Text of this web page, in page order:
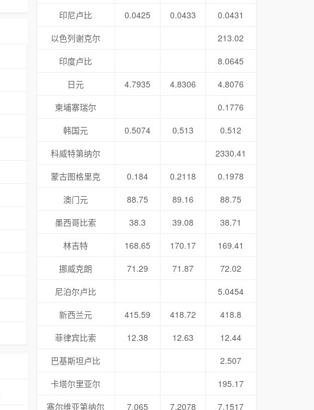
印尼卢比
0.0425 0.0433
0.0431
以色列谢克尔
213.02
印度卢比
8.0645
日元
4.7935 4.8306
4.8076
柬埔寨瑞尔
0.1776
韩国元
0.5074 0.513
0.512
科威特第纳尔
2330.41
蒙古图格里克
0.184 0.2118
0.1978
澳门元
88.75 89.16
88.75
墨西哥比索
38.3 39.08
38.71
林吉特
168.65 170.17
169.41
挪威克朗
71.29 71.87
72.02
尼泊尔卢比
5.0454
新西兰元
415.59 418.72
418.8
菲律宾比索
12.38 12.63
12.44
巴基斯坦卢比
2.507
卡塔尔里亚尔
195.17
塞尔维亚第纳尔
7.065 7.2078
7.1517